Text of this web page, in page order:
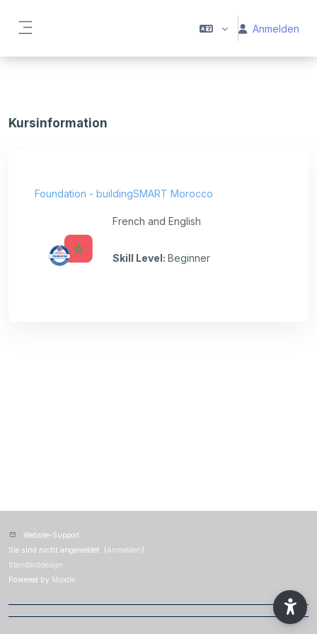
Anmelden
Kursinformation
Foundation - buildingSMART Morocco
French and English
Skill Level: Beginner
Website-Support
Sie sind nicht angemeldet. (Anmelden)
Standarddesign
Powered by Moodle